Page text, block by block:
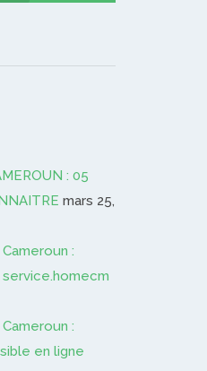
: 05
mars 25,
:
service.homecm
:
en ligne